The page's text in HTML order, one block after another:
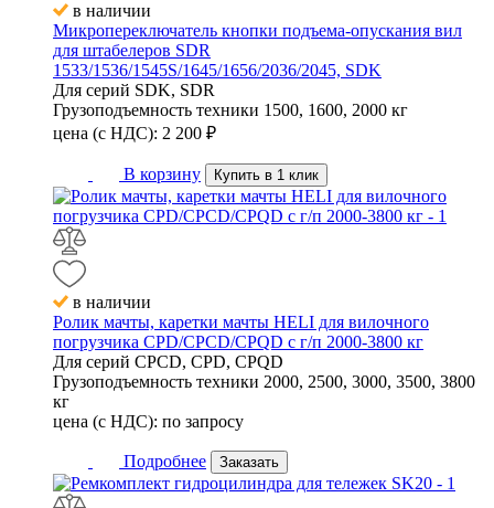
в наличии
Микропереключатель кнопки подъема-опускания вил
для штабелеров SDR
1533/1536/1545S/1645/1656/2036/2045, SDK
Для серий SDK, SDR
Грузоподъемность техники 1500, 1600, 2000 кг
цена (с НДС): 2 200 ₽
В корзину Купить в 1 клик
в наличии
Ролик мачты, каретки мачты HELI для вилочного
погрузчика CPD/CPCD/CPQD с г/п 2000-3800 кг
Для серий CPCD, CPD, CPQD
Грузоподъемность техники 2000, 2500, 3000, 3500, 3800
кг
цена (с НДС): по запросу
Подробнее Заказать